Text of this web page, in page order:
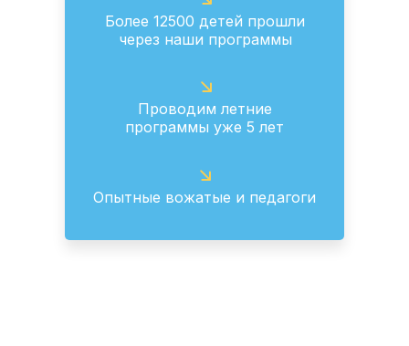
Проводим летние
программы уже 5 лет
Опытные вожатые и педагоги
Более 12500 детей прошли
через наши программы